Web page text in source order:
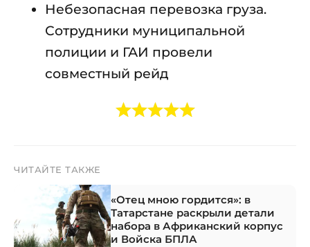
Небезопасная перевозка груза.
Сотрудники муниципальной
полиции и ГАИ провели
совместный рейд
ЧИТАЙТЕ ТАКЖЕ
«Отец мною гордится»: в
Татарстане раскрыли детали
набора в Африканский корпус
и Войска БПЛА